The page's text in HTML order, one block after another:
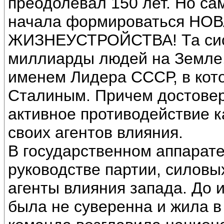
начала формироваться
ЖИЗНЕУСТРОЙСТВА! Та
миллиарды людей на
именем Лидера СССР, в
Сталиным. Причем
активное противодействие
своих агентов влияния.
В государственном
руководстве партии,
агенты влияния запада. До
была не суверенна и жила